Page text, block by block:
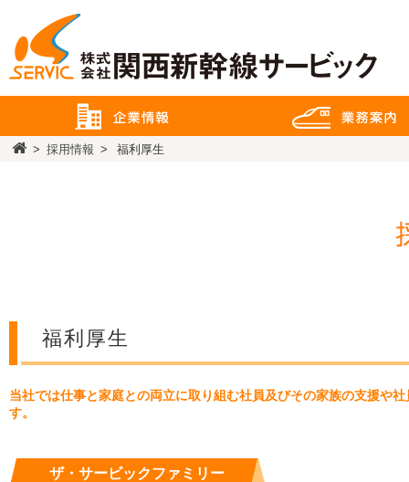
> 採用情報 > 福利厚生
福利厚生
当社では仕事と家庭との両立に取り組む社員及びその家族の支援や
す。
ザ・サービックファミリー